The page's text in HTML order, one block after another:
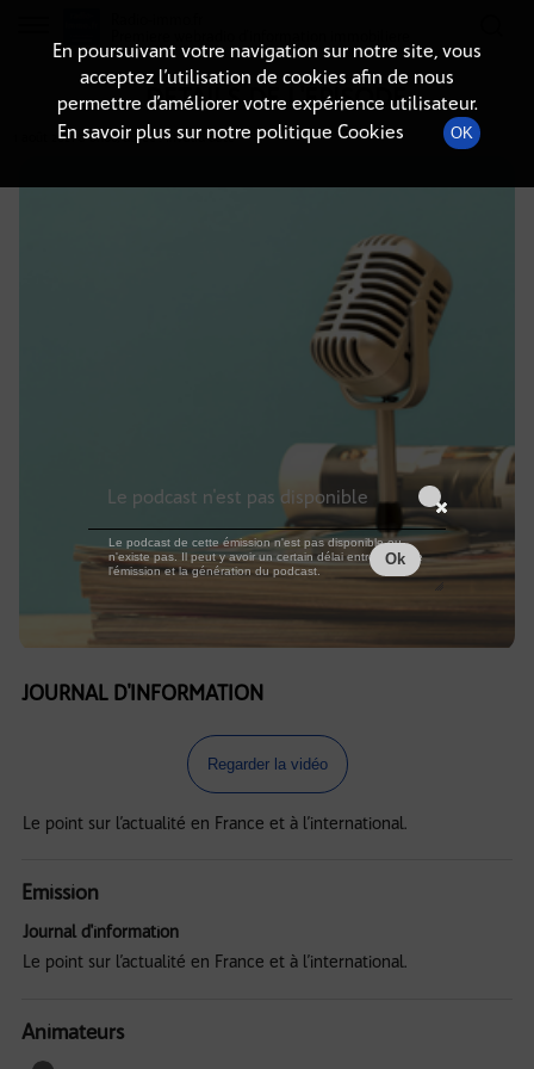
DÉTAILS DE L'ÉPISODE
1 août 2021à 6h00, durée : Invalid date
JOURNAL D'INFORMATION
Regarder la vidéo
Le point sur l’actualité en France et à l’international.
Emission
Journal d'information
Le point sur l’actualité en France et à l’international.
Animateurs
En poursuivant votre navigation sur notre site, vous
acceptez l’utilisation de cookies afin de nous
permettre d’améliorer votre expérience utilisateur.
En savoir plus sur notre politique Cookies
OK
Le podcast n'est pas disponible
Le podcast de cette émission n'est pas disponible ou
n'existe pas. Il peut y avoir un certain délai entre la fin de
l'émission et la génération du podcast.
Ok